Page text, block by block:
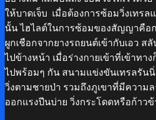
ให้บาดเจ็บ เมื่อต้องการซ้อมวิ่งเทรล
นั้นไฮไลต์ในการซ้อมของสัญญาคือก
ผูกเชือกจากยางรถยนต์เข้ากับเอว ส
ไปข้างหน้า เมื่อร่างกายเข้าที่เข้าทา
ไปพร้อมๆ กัน สนามแข่งขันเทรลรัน
วิ่งตามชายป่า รวมถึงภูเขาที่มีความ
ออกแรงปีนบ่าย วิ่งกระโดดหรือก้าว